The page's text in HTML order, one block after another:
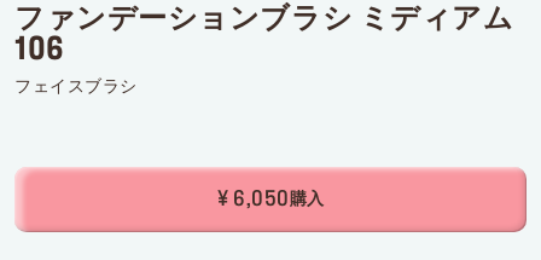
ファンデーションブラシ ミディアム
106
フェイスブラシ
¥ 6,050購入